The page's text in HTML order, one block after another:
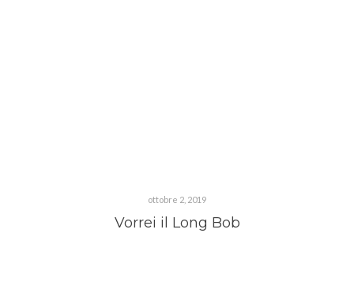
ottobre 2, 2019
Vorrei il Long Bob